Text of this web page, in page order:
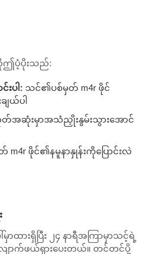
ကိုဤပံ့ပိုးသည်:
ပါ: သင်၏ပစ်မှတ် m4r ဖိုင်
ျယ်ပါ
တ်အဆုံးမှာအသံညှိုးနွမ်းသွားအောင်
m4r ဖိုင်၏နမူနာနှုန်းကိုပြောင်းလဲ
ထားရှိပြီး ၂၄ နာရီအကြာမှာသင့်ရဲ့
က်ဖယ်ရှားပေးတယ်။ တင်တင်ပို့